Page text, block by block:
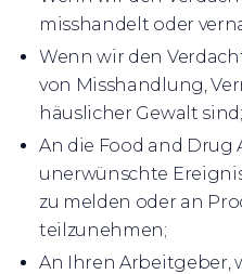
misshandelt oder
Wenn wir den
von Misshandlung,
häuslicher Gewalt sind;
An die Food and Drug
unerwünschte
zu melden oder an
teilzunehmen;
An Ihren Arbeitgeber,